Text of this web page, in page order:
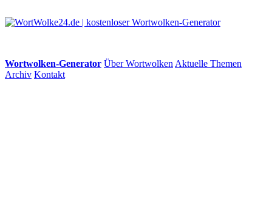
Wortwolken-Generator Über Wortwolken Aktuelle Themen
Archiv Kontakt